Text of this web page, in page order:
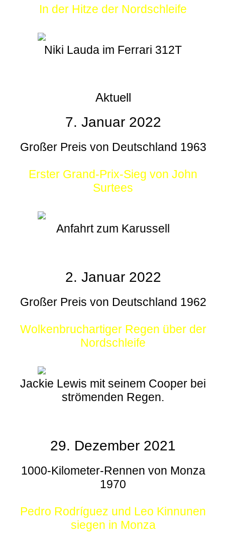
In der Hitze der Nordschleife
Niki Lauda im Ferrari 312T
Aktuell
7. Januar 2022
Großer Preis von Deutschland 1963
Erster Grand-Prix-Sieg von John
Surtees
Anfahrt zum Karussell
2. Januar 2022
Großer Preis von Deutschland 1962
Wolkenbruchartiger Regen über der
Nordschleife
Jackie Lewis mit seinem Cooper bei
strömenden Regen.
29. Dezember 2021
1000-Kilometer-Rennen von Monza
1970
Pedro Rodríguez und Leo Kinnunen
siegen in Monza